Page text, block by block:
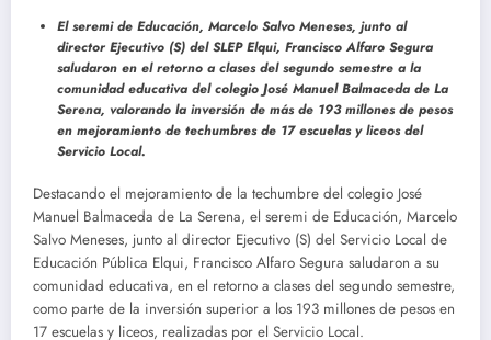
El seremi de Educación, Marcelo Salvo Meneses, junto al
director Ejecutivo (S) del SLEP Elqui, Francisco Alfaro Segura
saludaron en el retorno a clases del segundo semestre a la
comunidad educativa del colegio José Manuel Balmaceda de La
Serena, valorando la inversión de más de 193 millones de pesos
en mejoramiento de techumbres de 17 escuelas y liceos del
Servicio Local.
Destacando el mejoramiento de la techumbre del colegio José
Manuel Balmaceda de La Serena, el seremi de Educación, Marcelo
Salvo Meneses, junto al director Ejecutivo (S) del Servicio Local de
Educación Pública Elqui, Francisco Alfaro Segura saludaron a su
comunidad educativa, en el retorno a clases del segundo semestre,
como parte de la inversión superior a los 193 millones de pesos en
17 escuelas y liceos, realizadas por el Servicio Local.